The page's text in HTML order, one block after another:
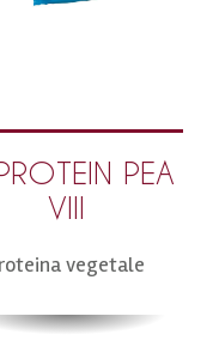
PEA
VIII
vegetale